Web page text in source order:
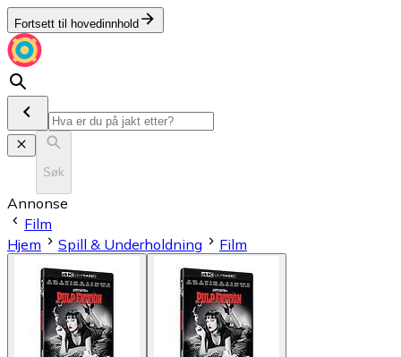
Fortsett til hovedinnhold
Søk
Annonse
Film
Hjem
Spill & Underholdning Film